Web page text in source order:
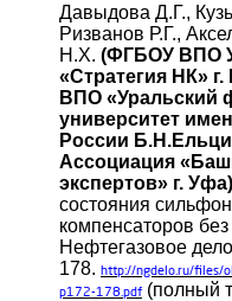
Давыдова Д.Г.,
Ризванов Р.Г.,
Н.Х. (ФГБОУ ВПО
«Стратегия НК»
ВПО «Уральский
университет
России
Ассоциация
экспертов» г. Уфа)
состояния
компенсаторов
Нефтегазовое
178. http://ngdelo.ru/files/
p172-178.pdf (полный